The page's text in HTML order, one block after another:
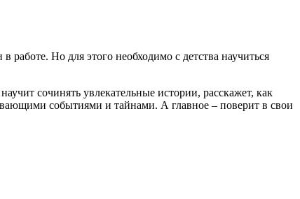
работе. Но для этого необходимо с детства научиться
сочинять увлекательные истории, расскажет, как
событиями и тайнами. А главное – поверит в свои